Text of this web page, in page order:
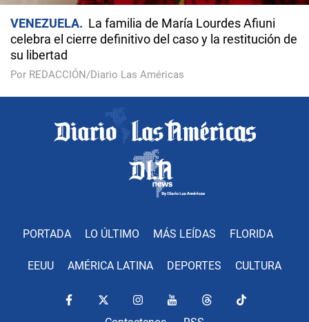
VENEZUELA
La familia de María Lourdes Afiuni
celebra el cierre definitivo del caso y la restitución de
su libertad
Por REDACCIÓN/Diario Las Américas
PORTADA LO ÚLTIMO MÁS LEÍDAS FLORIDA
EEUU AMÉRICA LATINA DEPORTES CULTURA